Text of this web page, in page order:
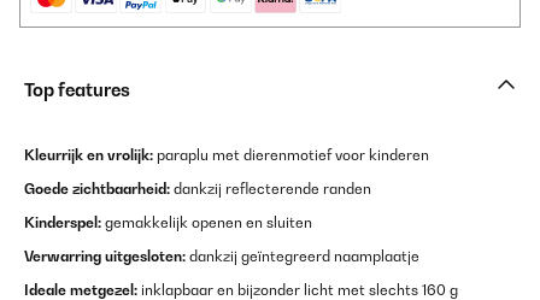
Top features
Kleurrijk en vrolijk: paraplu met dierenmotief voor kinderen
Goede zichtbaarheid: dankzij reflecterende randen
Kinderspel: gemakkelijk openen en sluiten
Verwarring uitgesloten: dankzij geïntegreerd naamplaatje
Ideale metgezel: inklapbaar en bijzonder licht met slechts 160 g